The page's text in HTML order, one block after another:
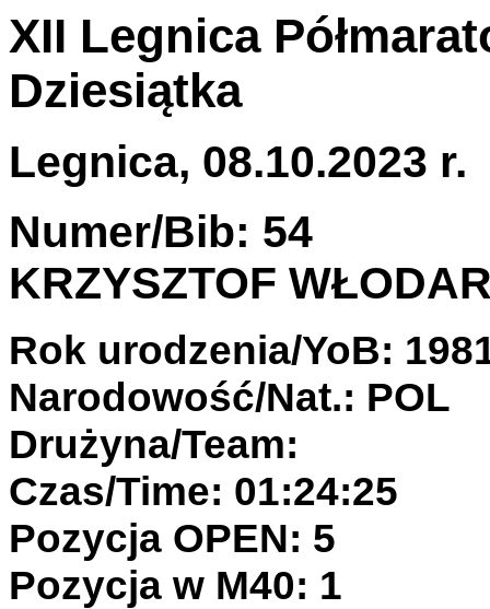
XII Legnica
Dziesiątka
Legnica, 08.10.2023 r.
Numer/Bib: 54
KRZYSZTOF
Rok urodzenia/YoB:
Narodowość/Nat.: POL
Drużyna/Team:
Czas/Time: 01:24:25
Pozycja OPEN: 5
Pozycja w M40: 1